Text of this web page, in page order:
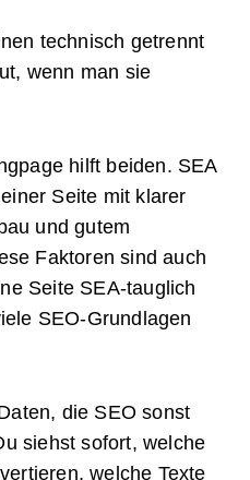
technisch getrennt
wenn man sie
hilft beiden. SEA
Seite mit klarer
und gutem
Faktoren sind auch
Seite SEA-tauglich
SEO-Grundlagen
die SEO sonst
siehst sofort, welche
welche Texte